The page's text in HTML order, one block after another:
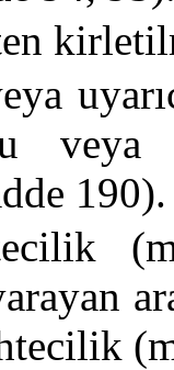
veya
190).